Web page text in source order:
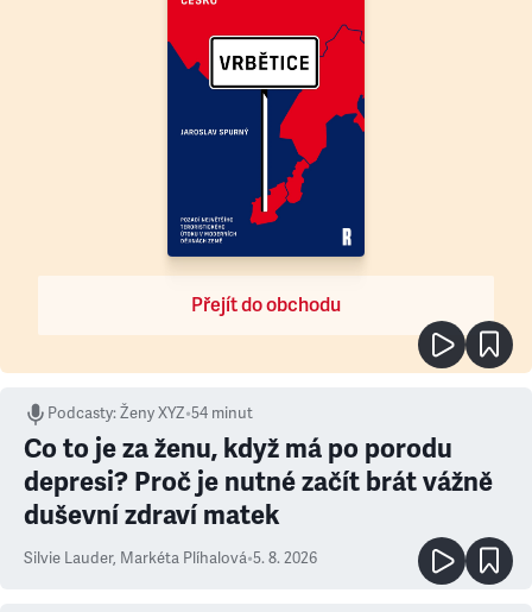
Přejít do obchodu
Podcasty:Ženy XYZ•54 minut
Co to je za ženu, když má po porodu
depresi? Proč je nutné začít brát vážně
duševní zdraví matek
Silvie Lauder, Markéta Plíhalová•5. 8. 2026